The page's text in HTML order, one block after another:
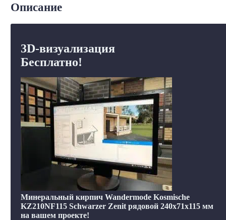
Описание
3D-визуализация
Бесплатно!
Минеральный кирпич Wandermode Kosmische
KZ210NF115 Schwarzer Zenit рядовой 240x71x115 мм
на вашем проекте!